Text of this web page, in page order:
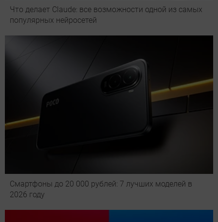
Что делает Сlaude: все возможности одной из самых
популярных нейросетей
Смартфоны до 20 000 рублей: 7 лучших моделей в
2026 году